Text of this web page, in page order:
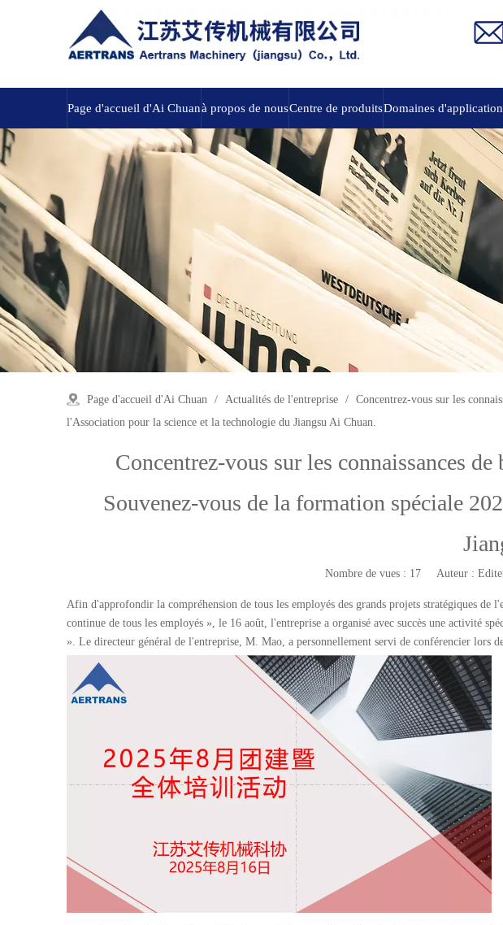
Page d'accueil d'Ai Chuanà propos de nousCentre de produitsDomaines d'application
Page d'accueil d'Ai Chuan / Actualités de l'entreprise / Concentrez-vous sur les
l'Association pour la science et la technologie du Jiangsu Ai Chuan.
Concentrez-vous sur les connaissances
Souvenez-vous de la formation spéciale
Nombre de vues : 17Auteur : Editeur
Afin d'approfondir la compréhension de tous les employés des grands projets stratégiques
continue de tous les employés », le 16 août, l'entreprise a organisé avec succès une activité
». Le directeur général de l'entreprise, M. Mao, a personnellement servi de conférencier lors